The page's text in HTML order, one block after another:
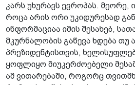
კარს უხურავს ევროპას. მეორე,
როცა არის ორი უკიდურესად
ინფორმაციაა იმის შესახებ,
მკურნალობის გაწევა ხდება თუ
პრეზიდენტისთვის,
ყოფლიყო მიუკერძოებელი
ამ ვითარებაში, როგორც